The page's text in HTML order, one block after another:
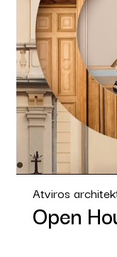
Atviros
Open